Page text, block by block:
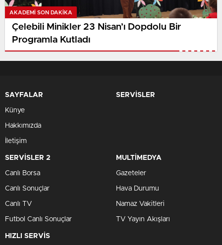
AKADEMI SON DAKİKA
Çelebili Minikler 23 Nisan’ı Dopdolu Bir
Programla Kutladı
SAYFALAR
Künye
Hakkımızda
İletişim
SERVİSLER
SERVİSLER 2
Canlı Borsa
Canlı Sonuçlar
Canlı TV
Futbol Canlı Sonuçlar
MULTİMEDYA
Gazeteler
Hava Durumu
Namaz Vakitleri
TV Yayın Akışları
HIZLI SERVİS